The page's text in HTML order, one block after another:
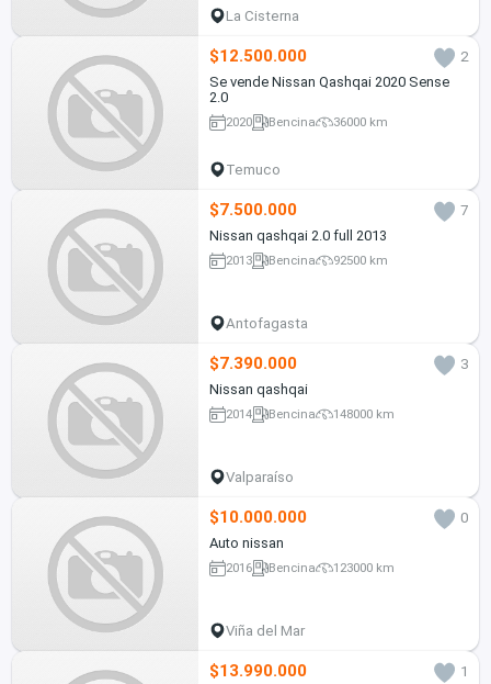
La Cisterna
$12.500.000
2
Se vende Nissan Qashqai 2020 Sense
2.0
2020 Bencina 36000 km
Temuco
$7.500.000
7
Nissan qashqai 2.0 full 2013
2013 Bencina 92500 km
Antofagasta
$7.390.000
3
Nissan qashqai
2014 Bencina 148000 km
Valparaíso
$10.000.000
0
Auto nissan
2016 Bencina 123000 km
Viña del Mar
$13.990.000
1